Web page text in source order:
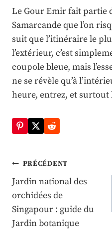
Le Gour Emir fait partie
Samarcande que l’on
suit que l’itinéraire le
l’extérieur, c’est
coupole bleue, mais
ne se révèle qu’à
heure, entrez, et surtout
Navigation
de
l’article
PRÉCÉDENT
Jardin national des
orchidées de
Singapour : guide du
Jardin botanique